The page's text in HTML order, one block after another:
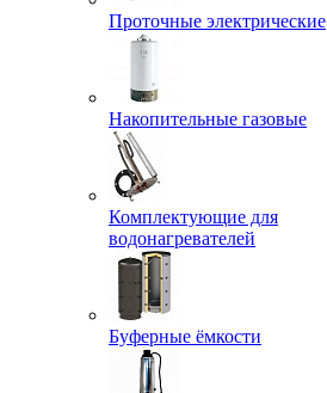
Проточные электрические
Накопительные газовые
Комплектующие для
водонагревателей
Буферные ёмкости